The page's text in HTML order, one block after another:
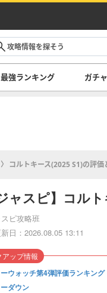
最強ランキング ガチャ
コルトキース(2025 S1)の評価
ャスピ】コル
ピ攻略班
日：2026.08.05 13:11
ウォッチ第4弾評価ランキング
ダウン
アップ情報